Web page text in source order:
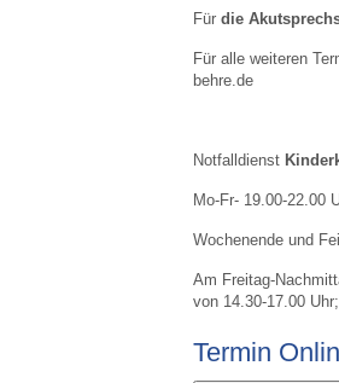
U0-Vorsorge
Für die
Für alle weiteren
behre.de
Notfalldienst
Mo-Fr- 19.00-22.00
Wochenende und
Am Freitag-
von 14.30-17.00
Termin